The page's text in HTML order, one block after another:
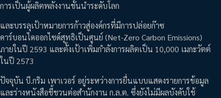
การเป็นผู้ผลิตพลังงานชั้นนำระดับโลก
และบรรลุเป้าหมายการก้าวสู่องค์กรที่มีการปล่อยก๊าซ
คาร์บอนไดออกไซด์สุทธิเป็นศูนย์ (Net-Zero Carbon Emissions)
ภายในปี 2593 และตั้งเป้าเพิ่มกำลังการผลิตเป็น 10,000 เมกะวัตต์
ในปี 2573
ปัจจุบัน บี.กริม เพาเวอร์ อยู่ระหว่างการยื่นแบบแสดงรายการข้อมูล
และร่างหนังสือชี้ชวนต่อสำนักงาน ก.ล.ต. ซึ่งยังไม่มีผลบังคับใช้